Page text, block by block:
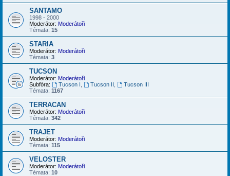
SANTAMO
1998 - 2000
Moderátor: Moderátoři
Témata: 15
STARIA
Moderátor: Moderátoři
Témata: 3
TUCSON
Moderátor: Moderátoři
Subfóra:
Tucson I Tucson II
Tucson III
Témata: 1167
TERRACAN
Moderátor: Moderátoři
Témata: 342
TRAJET
Moderátor: Moderátoři
Témata: 115
VELOSTER
Moderátor: Moderátoři
Témata: 10